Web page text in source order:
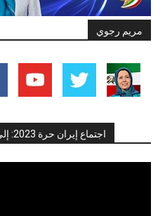
مريم رجوي
اجتماع إيران حرة 2023: إلى الأمام نحو جمهورية ديمقراطية